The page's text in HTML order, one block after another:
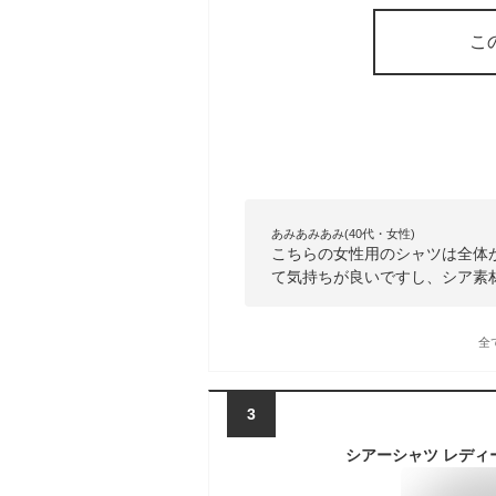
こ
あみあみあみ(40代・女性)
こちらの女性用のシャツは全
て気持ちが良いですし、シア素
全
3